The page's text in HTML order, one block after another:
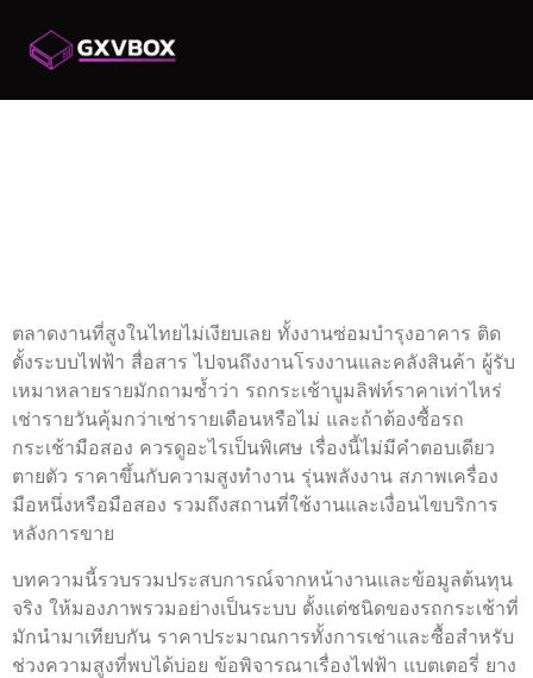
ตลาดงานที่สูงในไทยไม่เงียบเลย ทั้งงานซ่อมบำรุงอาคาร ติด
ตั้งระบบไฟฟ้า สื่อสาร ไปจนถึงงานโรงงานและคลังสินค้า ผู้รับ
เหมาหลายรายมักถามซ้ำว่า รถกระเช้าบูมลิฟท์ราคาเท่าไหร่
เช่ารายวันคุ้มกว่าเช่ารายเดือนหรือไม่ และถ้าต้องซื้อรถ
กระเช้ามือสอง ควรดูอะไรเป็นพิเศษ เรื่องนี้ไม่มีคำตอบเดียว
ตายตัว ราคาขึ้นกับความสูงทำงาน รุ่นพลังงาน สภาพเครื่อง
มือหนึ่งหรือมือสอง รวมถึงสถานที่ใช้งานและเงื่อนไขบริการ
หลังการขาย
บทความนี้รวบรวมประสบการณ์จากหน้างานและข้อมูลต้นทุน
จริง ให้มองภาพรวมอย่างเป็นระบบ ตั้งแต่ชนิดของรถกระเช้าที่
มักนำมาเทียบกัน ราคาประมาณการทั้งการเช่าและซื้อสำหรับ
ช่วงความสูงที่พบได้บ่อย ข้อพิจารณาเรื่องไฟฟ้า แบตเตอรี่ ยาง